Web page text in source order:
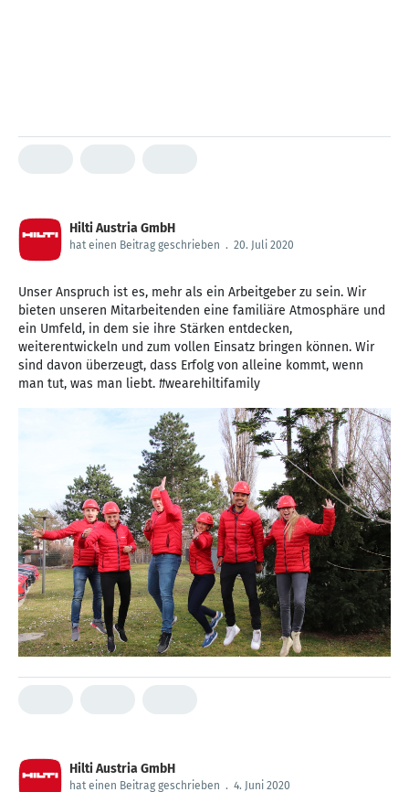
Hilti Austria GmbH
hat einen Beitrag geschrieben . 20. Juli 2020
Unser Anspruch ist es, mehr als ein Arbeitgeber zu sein. Wir
bieten unseren Mitarbeitenden eine familiäre Atmosphäre und
ein Umfeld, in dem sie ihre Stärken entdecken,
weiterentwickeln und zum vollen Einsatz bringen können. Wir
sind davon überzeugt, dass Erfolg von alleine kommt, wenn
man tut, was man liebt. #wearehiltifamily
Hilti Austria GmbH
hat einen Beitrag geschrieben . 4. Juni 2020